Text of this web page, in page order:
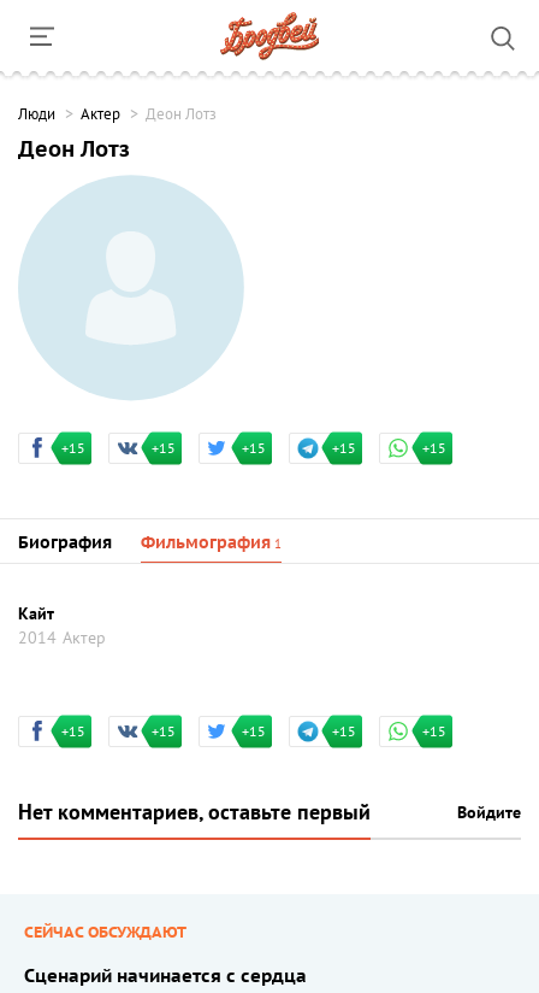
Люди Актер Деон Лотз
Деон Лотз
+15 +15 +15 +15 +15
Биография Фильмография 1
Кайт
2014 Актер
+15 +15 +15 +15 +15
Нет комментариев, оставьте первый Войдите
СЕЙЧАС ОБСУЖДАЮТ
Сценарий начинается с сердца